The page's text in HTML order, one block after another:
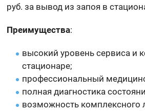
руб. за вывод из запоя в
Преимущества:
высокий уровень сервиса и
стационаре;
профессиональный
полная диагностика
возможность комплексного